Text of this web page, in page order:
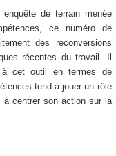
de terrain menée
ce numéro de
des reconversions
récentes du travail. Il
à cet outil en termes de
tend à jouer un rôle
à centrer son action sur la